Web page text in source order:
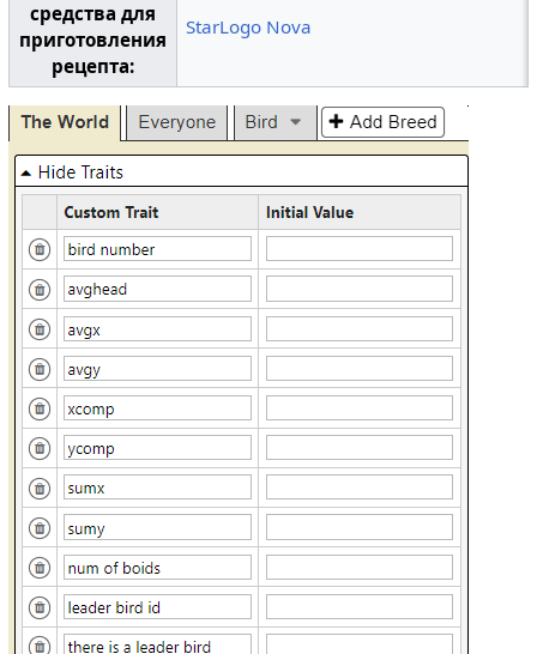
средства для
приготовления
рецепта:
StarLogo Nova